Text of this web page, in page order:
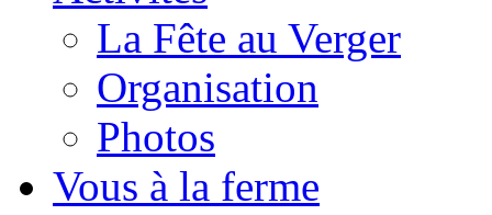
La Fête au Verger
Organisation
Photos
Vous à la ferme